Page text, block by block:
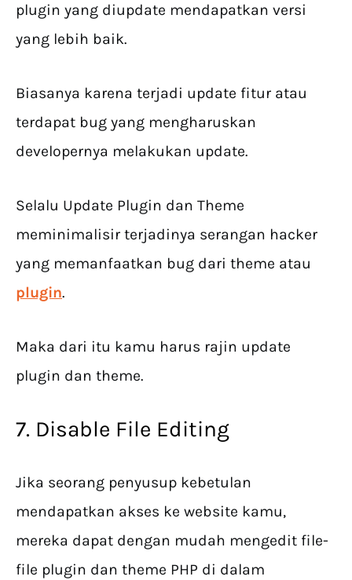
plugin yang diupdate mendapatkan versi
yang lebih baik.
Biasanya karena terjadi update fitur atau
terdapat bug yang mengharuskan
developernya melakukan update.
Selalu Update Plugin dan Theme
meminimalisir terjadinya serangan hacker
yang memanfaatkan bug dari theme atau
plugin.
Maka dari itu kamu harus rajin update
plugin dan theme.
7. Disable File Editing
Jika seorang penyusup kebetulan
mendapatkan akses ke website kamu,
mereka dapat dengan mudah mengedit file-
file plugin dan theme PHP di dalam